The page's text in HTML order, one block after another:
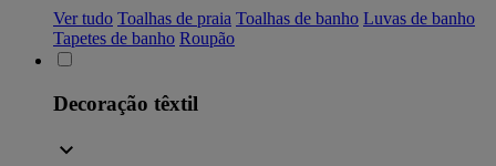
Ver tudo Toalhas de praia Toalhas de banho Luvas de banho
Tapetes de banho Roupão
Decoração têxtil